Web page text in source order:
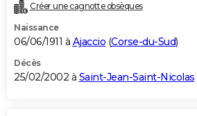
Créer une cagnotte obsèques
Naissance
06/06/1911 à Ajaccio (Corse-du-Sud)
Décès
25/02/2002 à Saint-Jean-Saint-Nicolas